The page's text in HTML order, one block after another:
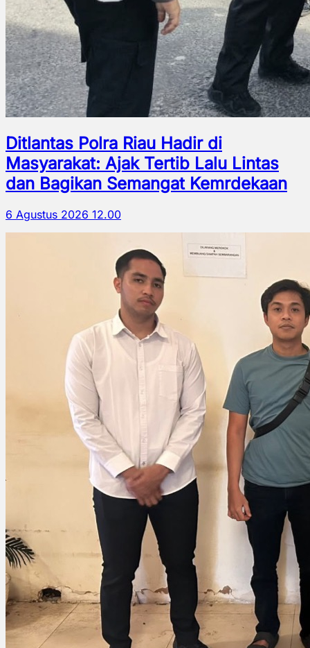
Ditlantas Polra Riau Hadir di
Masyarakat: Ajak Tertib Lalu Lintas
dan Bagikan Semangat Kemrdekaan
6 Agustus 2026 12.00